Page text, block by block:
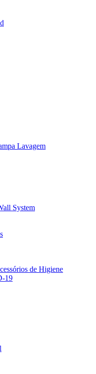
Lavagem
System
de Higiene
19